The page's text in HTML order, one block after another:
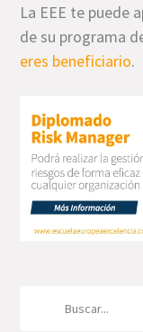
La EEE te puede
de su programa
eres beneficiario.